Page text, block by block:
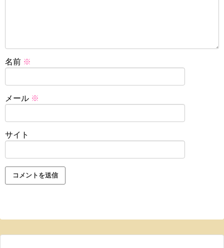
名前 ※
メール ※
サイト